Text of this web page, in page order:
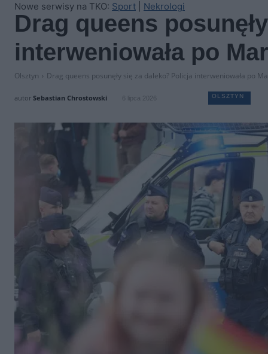
Nowe serwisy na TKO: Sport Nekrologi
Drag queens
interweniowała po
Olsztyn Drag queens posunęły się za daleko? Policja interweniowała po
autor Sebastian Chrostowski 6 lipca 2026 OLSZTYN